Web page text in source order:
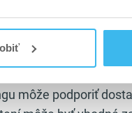
pauzami, môže
môže podporiť